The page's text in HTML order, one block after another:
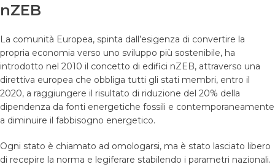
nZEB
La comunità Europea, spinta dall’esigenza di convertire la
propria economia verso uno sviluppo più sostenibile, ha
introdotto nel 2010 il concetto di edifici nZEB, attraverso una
direttiva europea che obbliga tutti gli stati membri, entro il
2020, a raggiungere il risultato di riduzione del 20% della
dipendenza da fonti energetiche fossili e contemporaneamente
a diminuire il fabbisogno energetico.
Ogni stato è chiamato ad omologarsi, ma è stato lasciato libero
di recepire la norma e legiferare stabilendo i parametri nazionali.